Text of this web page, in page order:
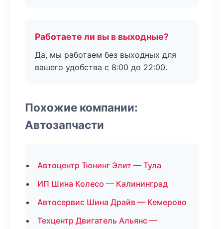
Работаете ли вы в выходные?
Да, мы работаем без выходных для
вашего удобства с 8:00 до 22:00.
Похожие компании:
Автозапчасти
Автоцентр Тюнинг Элит — Тула
ИП Шина Колесо — Калининград
Автосервис Шина Драйв — Кемерово
Техцентр Двигатель Альянс —